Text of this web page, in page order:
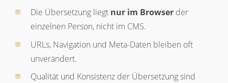
Die Übersetzung liegt nur im Browser der
einzelnen Person, nicht im CMS.
URLs, Navigation und Meta-Daten bleiben oft
unverändert.
Qualität und Konsistenz der Übersetzung sind